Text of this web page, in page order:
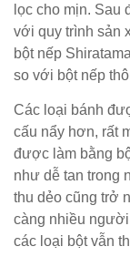
lọc cho mịn. Sau
với quy trình sản
bột nếp
so với bột nếp
Các loại bánh
cấu nẩy hơn, rất
được làm bằng
như dễ tan trong
thu dẻo cũng trở
càng nhiều
các loại bột vẫn